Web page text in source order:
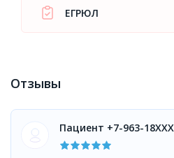
ЕГРЮЛ
Отзывы
Пациент +7-963-